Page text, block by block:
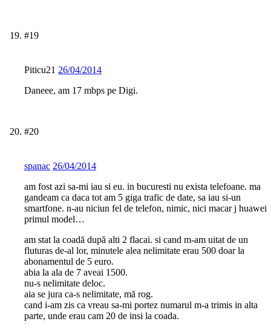
#19
Piticu21 26/04/2014
Daneee, am 17 mbps pe Digi.
#20
spanac 26/04/2014
am fost azi sa-mi iau si eu. in bucuresti nu exista telefoane. ma
gandeam ca daca tot am 5 giga trafic de date, sa iau si-un
smartfone. n-au niciun fel de telefon, nimic, nici macar j huawei
primul model…
am stat la coadă după alti 2 flacai. si cand m-am uitat de un
fluturas de-al lor, minutele alea nelimitate erau 500 doar la
abonamentul de 5 euro.
abia la ala de 7 aveai 1500.
nu-s nelimitate deloc.
aia se jura ca-s nelimitate, mă rog.
cand i-am zis ca vreau sa-mi portez numarul m-a trimis in alta
parte, unde erau cam 20 de insi la coada.